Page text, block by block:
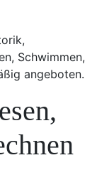
Schwimmen,
angeboten.